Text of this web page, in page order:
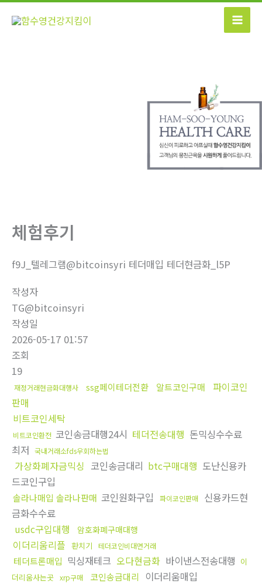
콘
체험후기
f9J_텔레그램@bitcoinsyri 테더매입 테더현금화_l5P
작성자
TG@bitcoinsyri
작성일
2026-05-17 01:57
조회
19
재정거래현금화대행사 ssg페이테더전환 알트코인구매
파이코인
판매
비트코인세탁
비트코인환전 코인송금대행24시 테더전송대행 돈믹싱수수료
최저 국내거래소fds우회하는법
가상화폐자금믹싱 코인송금대리 btc구매대행 도난신용카
드코인구입
솔라나매입 솔라나판매 코인원화구입 파이코인판매
신용카드현
금화수수료
usdc구입대행
암호화폐구매대행
이더리움리플 환치기 테더코인비대면거래
테더트론매입 믹싱재테크 오다현금화 바이낸스전송대행 이
더리움사는곳 xrp구매 코인송금대리 이더리움매입